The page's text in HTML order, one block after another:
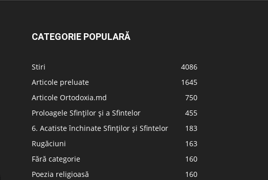
CATEGORIE POPULARĂ
Stiri
4086
Articole preluate
1645
Articole Ortodoxia.md
750
Proloagele Sfinților și a Sfintelor
455
6. Acatiste închinate Sfinților și Sfintelor
183
Rugăciuni
163
Fără categorie
160
Poezia religioasă
160